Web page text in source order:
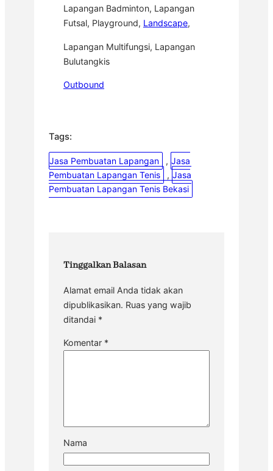
Lapangan Badminton, Lapangan
Futsal, Playground, Landscape,
Lapangan Multifungsi, Lapangan
Bulutangkis
Outbound
Tags:
Jasa Pembuatan Lapangan , Jasa
Pembuatan Lapangan Tenis
, Jasa
Pembuatan Lapangan Tenis Bekasi
Tinggalkan Balasan
Alamat email Anda tidak akan
dipublikasikan. Ruas yang wajib
ditandai *
Komentar *
Nama